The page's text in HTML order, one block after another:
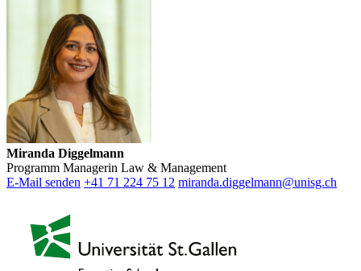
Miranda Diggelmann
Programm Managerin Law & Management
E-Mail senden +41 71 224 75 12 miranda.diggelmann@unisg.ch